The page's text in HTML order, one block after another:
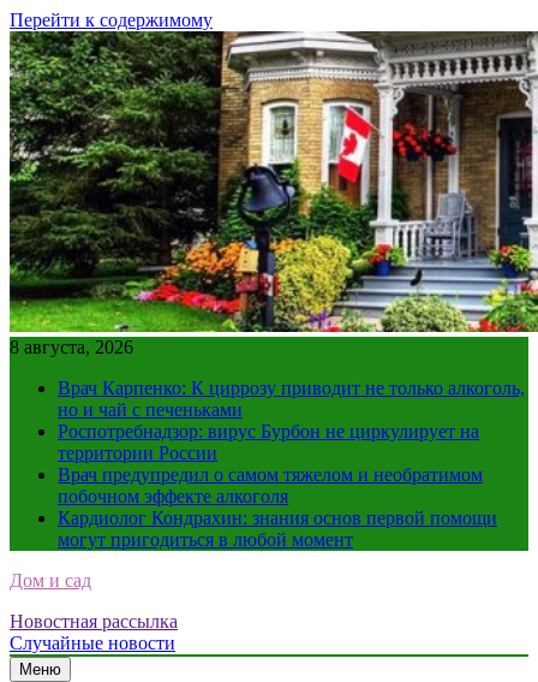
Перейти к содержимому
8 августа, 2026
Врач Карпенко: К циррозу приводит не только алкоголь,
но и чай с печеньками
Роспотребнадзор: вирус Бурбон не циркулирует на
территории России
Врач предупредил о самом тяжелом и необратимом
побочном эффекте алкоголя
Кардиолог Кондрахин: знания основ первой помощи
могут пригодиться в любой момент
Дом и сад
Новостная рассылка
Случайные новости
Меню